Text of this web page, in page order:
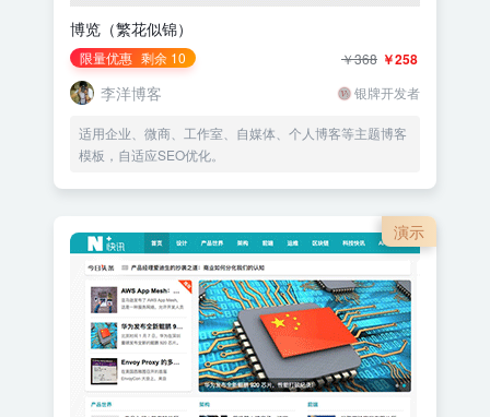
博览（繁花似锦）
限量优惠 剩余 10 ￥258
￥368
李洋博客 银牌开发者
适用企业、微商、工作室、自媒体、个人博客等主题博客
模板，自适应SEO优化。
演示